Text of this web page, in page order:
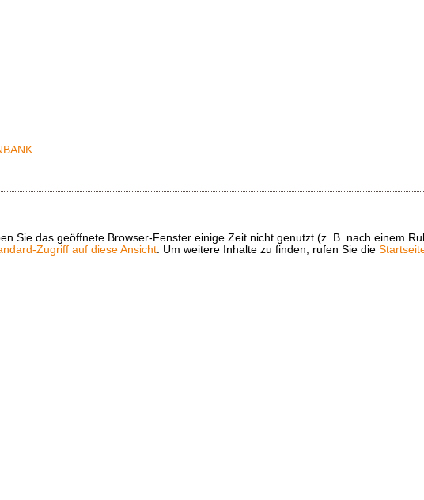
Sie das geöffnete Browser-Fenster einige Zeit nicht genutzt (z. B. nach einem
Zugriff auf diese Ansicht. Um weitere Inhalte zu finden, rufen Sie die